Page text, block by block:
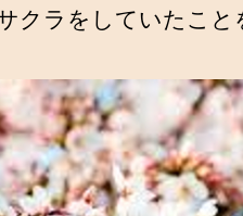
クラをしていたこと